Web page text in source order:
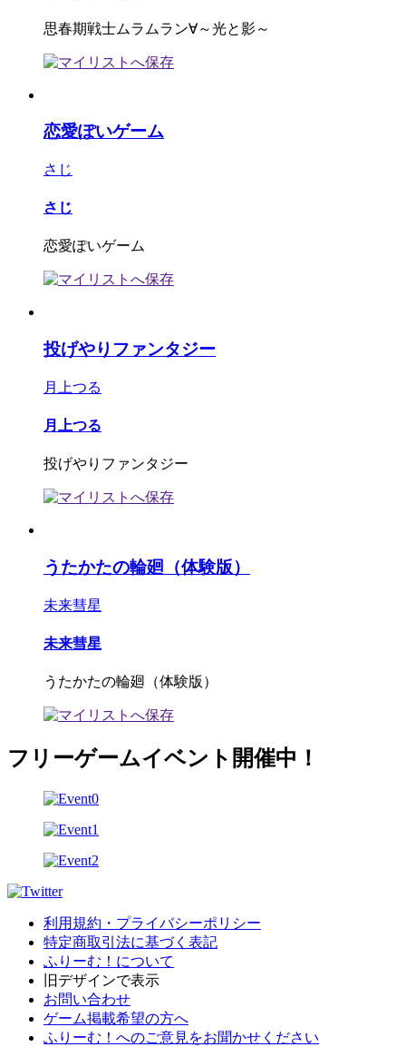
思春期戦士ムラムラン∀～光と影～
恋愛ぽいゲーム
さじ
さじ
恋愛ぽいゲーム
投げやりファンタジー
月上つる
月上つる
投げやりファンタジー
うたかたの輪廻（体験版）
未来彗星
未来彗星
うたかたの輪廻（体験版）
フリーゲームイベント開催中！
利用規約・プライバシーポリシー
特定商取引法に基づく表記
ふりーむ！について
旧デザインで表示
お問い合わせ
ゲーム掲載希望の方へ
ふりーむ！へのご意見をお聞かせください